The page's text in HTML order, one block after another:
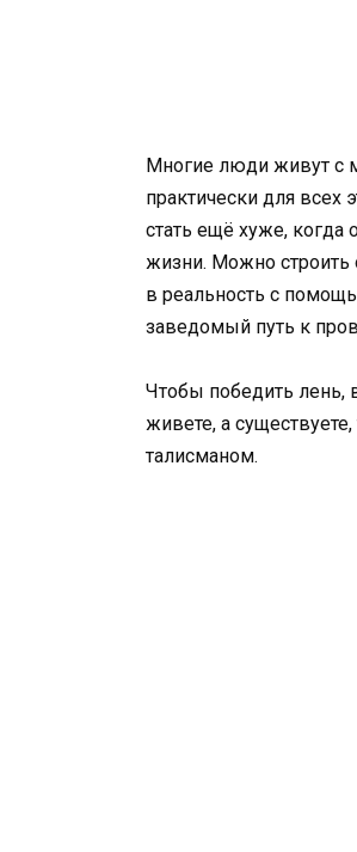
Многие люди живут с
практически для всех
стать ещё хуже, когда
жизни. Можно строить
в реальность с
заведомый путь к
Чтобы победить лень,
живете, а
талисманом.